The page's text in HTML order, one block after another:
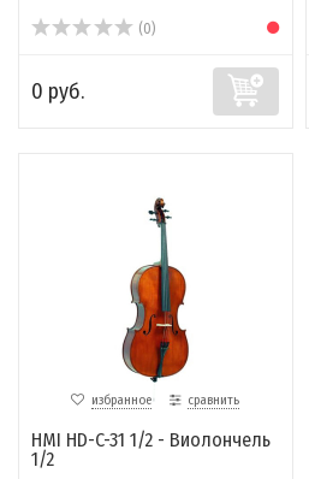
(0)
0 руб.
избранное сравнить
HMI HD-C-31 1/2 - Виолончель
1/2